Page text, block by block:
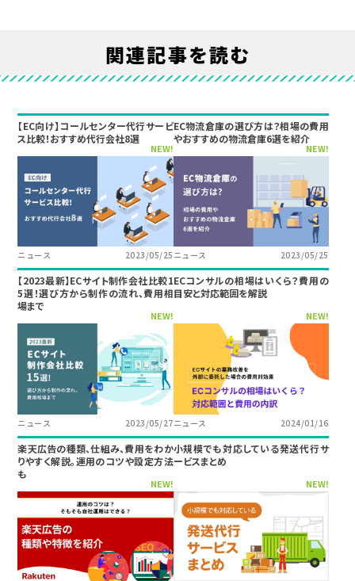
関連記事を読む
【EC向け】コールセンター代行サービ
ス比較！おすすめ代行会社8選
NEW!
ニュース 2023/05/25
EC物流倉庫の選び方は？相場の費用
やおすすめの物流倉庫6選を紹介
NEW!
ニュース 2023/05/25
【2023最新】ECサイト制作会社比較1
5選！選び方から制作の流れ、費用相
場まで
NEW!
ニュース 2023/05/27
ECコンサルの相場はいくら？費用の
目安と対応範囲を解説
NEW!
ニュース 2024/01/16
楽天広告の種類、仕組み、費用をわか
りやすく解説。運用のコツや設定方法
も
NEW!
小規模でも対応している発送代行サ
ービスまとめ
NEW!